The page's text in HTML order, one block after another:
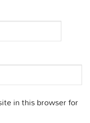
in this browser for